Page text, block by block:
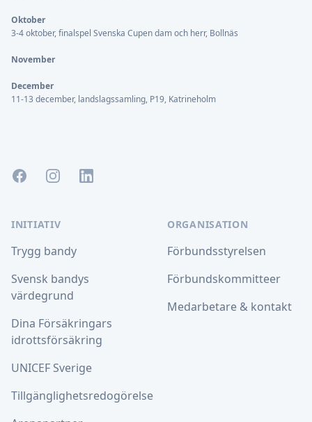
Oktober
3-4 oktober, finalspel Svenska Cupen dam och herr, Bollnäs
November
December
11-13 december, landslagssamling, P19, Katrineholm
FacebookInstagramLinkedIn
INITIATIV
Trygg bandy
Svensk bandys
värdegrund
Dina Försäkringars
idrottsförsäkring
UNICEF Sverige
Tillgänglighetsredogörelse
ORGANISATION
Förbundsstyrelsen
Förbundskommitteer
Medarbetare & kontakt